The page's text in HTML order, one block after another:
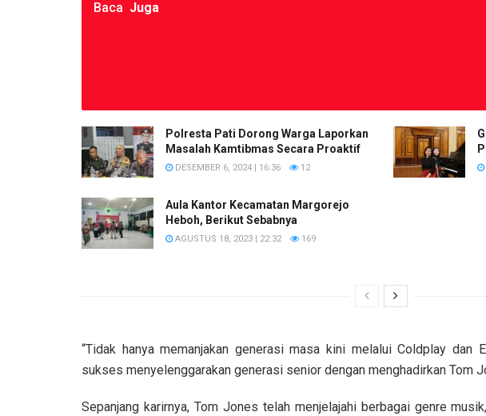
Baca Juga
Polresta Pati Dorong Warga Laporkan
Masalah Kamtibmas Secara Proaktif
DESEMBER 6, 2024 | 16:36 12
Aula Kantor Kecamatan Margorejo
Heboh, Berikut Sebabnya
AGUSTUS 18, 2023 | 22:32 169
“Tidak hanya memanjakan generasi masa kini melalui Coldplay dan
sukses menyelenggarakan generasi senior dengan menghadirkan Tom
Sepanjang karirnya, Tom Jones telah menjelajahi berbagai genre